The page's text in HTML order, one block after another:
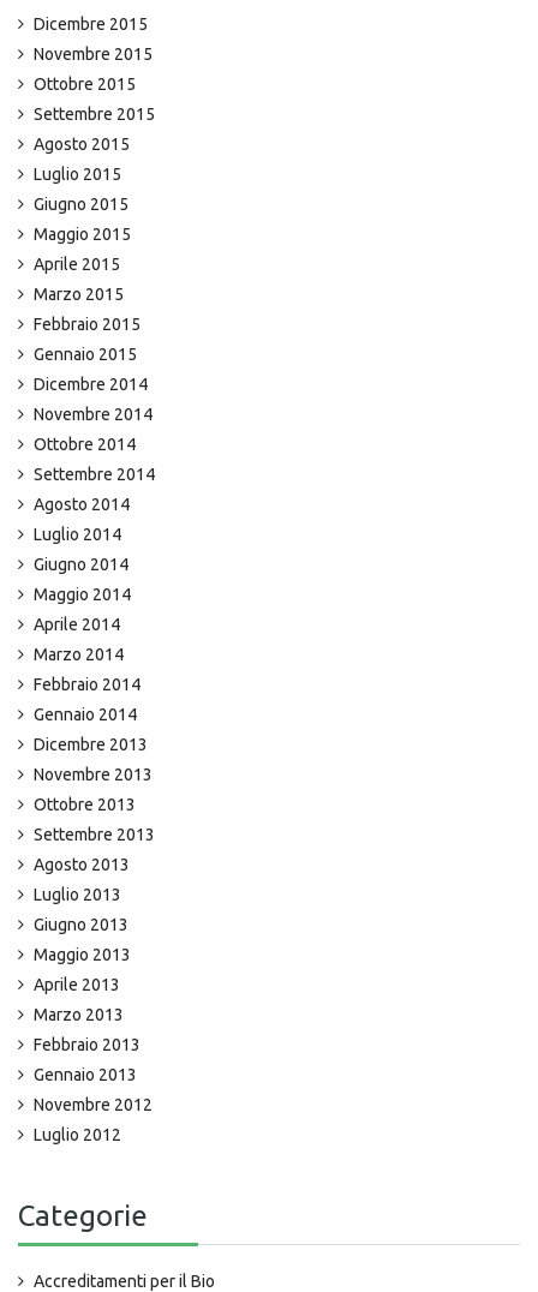
Dicembre 2015
Novembre 2015
Ottobre 2015
Settembre 2015
Agosto 2015
Luglio 2015
Giugno 2015
Maggio 2015
Aprile 2015
Marzo 2015
Febbraio 2015
Gennaio 2015
Dicembre 2014
Novembre 2014
Ottobre 2014
Settembre 2014
Agosto 2014
Luglio 2014
Giugno 2014
Maggio 2014
Aprile 2014
Marzo 2014
Febbraio 2014
Gennaio 2014
Dicembre 2013
Novembre 2013
Ottobre 2013
Settembre 2013
Agosto 2013
Luglio 2013
Giugno 2013
Maggio 2013
Aprile 2013
Marzo 2013
Febbraio 2013
Gennaio 2013
Novembre 2012
Luglio 2012
Categorie
Accreditamenti per il Bio